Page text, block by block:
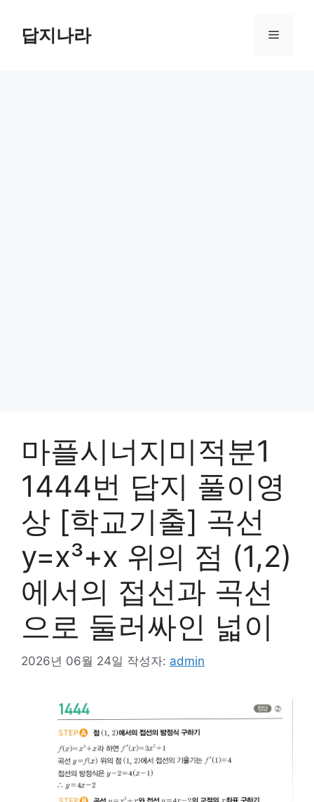
답지나라 메
마플시너지미적분1
1444번 답지 풀이영
상 [학교기출] 곡선
y=x³+x 위의 점 (1,2)
에서의 접선과 곡선
으로 둘러싸인 넓이
2026년 06월 24일 작성자: admin